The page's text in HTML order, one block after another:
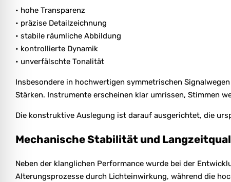
• hohe Transparenz
• präzise Detailzeichnung
• stabile räumliche Abbildung
• kontrollierte Dynamik
• unverfälschte Tonalität
Insbesondere in hochwertigen symmetrischen
Stärken. Instrumente erscheinen klar umrissen, Stimmen
Die konstruktive Auslegung ist darauf ausgerichtet, die
Mechanische Stabilität und
Neben der klanglichen Performance wurde bei der
Alterungsprozesse durch Lichteinwirkung, während die